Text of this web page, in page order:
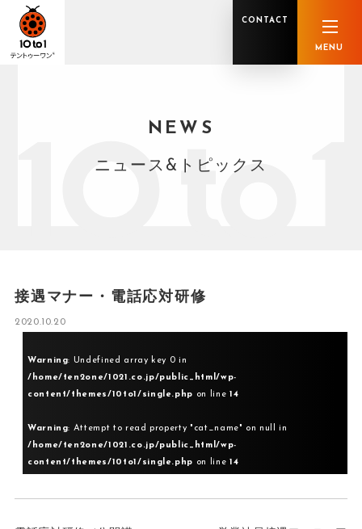
税理士業務
社会保険労務士業務 不動産鑑定士業務 行政書士業務
私たちの軌跡 グループ概要
CONTACT
MENU
NEWS
ニュース&トピックス
接遇マナー・電話応対研修
2020.10.20
Warning: Undefined array key 0 in
/home/ten2one/1021.co.jp/public_html/wp-
content/themes/10to1/single.php on line 14
Warning: Attempt to read property "cat_name" on null in
/home/ten2one/1021.co.jp/public_html/wp-
content/themes/10to1/single.php on line 14